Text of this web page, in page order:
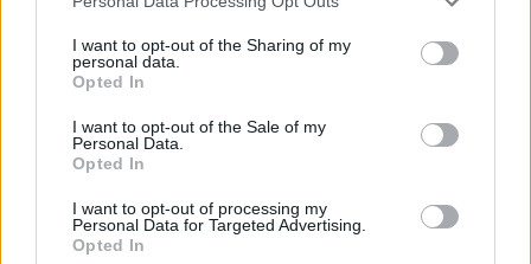
I want to opt-out of the Sharing of my
personal data.
Opted In
I want to opt-out of the Sale of my
Personal Data.
Opted In
I want to opt-out of processing my
Personal Data for Targeted Advertising.
Opted In
http://www.amordelarte.hu
Bemutatkozás: A cég főtevékenysége minden olyan
adás-vételével, bizományosi értékesítésével, festmények
értékbecslésével és online aukciók szervezésével és
festmények, és egy online aukciós felület is, mely által bárki
számára lehetőség nyílik egy regisztráció után, hogy részt
vegyen a cég online aukcióin.